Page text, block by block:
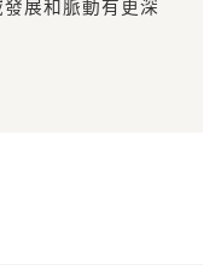
展和脈動有更深